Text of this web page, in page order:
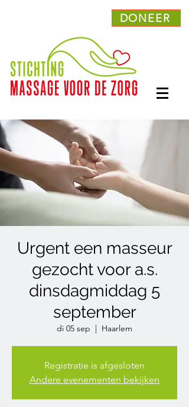
DONEER
Urgent een masseur
gezocht voor a.s.
dinsdagmiddag 5
september
di 05 sep
  |
Haarlem
Registratie is afgesloten
Andere evenementen bekijken